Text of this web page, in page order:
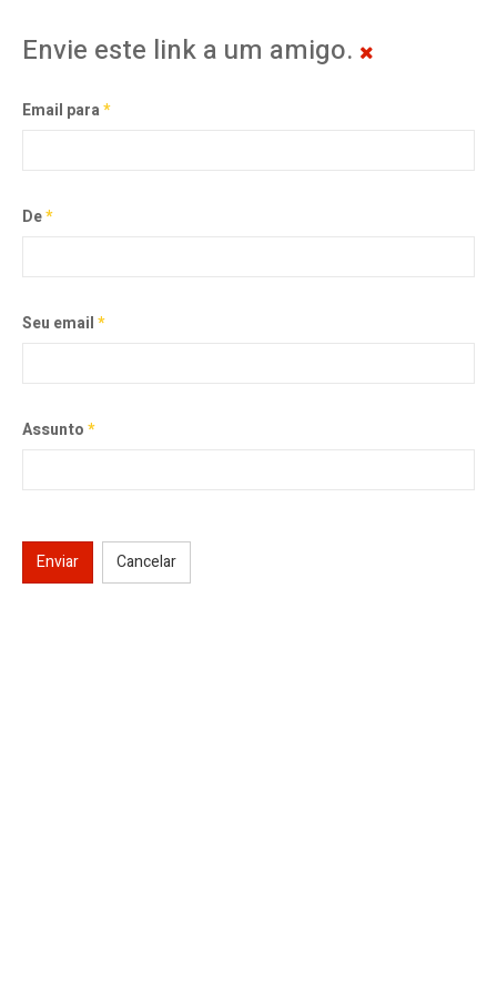
Envie este link a um amigo.
Email para*
De*
Seu email*
Assunto*
Enviar Cancelar